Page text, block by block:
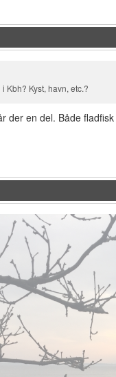
Kbh? Kyst, havn, etc.?
der en del. Både